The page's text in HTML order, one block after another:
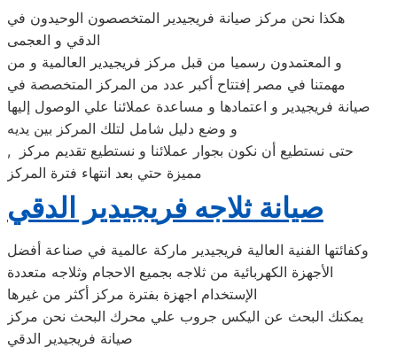
هكذا نحن مركز صيانة فريجيدير المتخصصون الوحيدون في
الدقي و العجمى
و المعتمدون رسميا من قبل مركز فريجيدير العالمية و من
مهمتنا في مصر إفتتاح أكبر عدد من المركز المتخصصة في
صيانة فريجيدير و اعتمادها و مساعدة عملائنا علي الوصول إليها
و وضع دليل شامل لتلك المركز بين يديه
, حتى نستطيع أن نكون بجوار عملائنا و نستطيع تقديم مركز
مميزة حتي بعد انتهاء فترة المركز
صيانة ثلاجه فريجيدير الدقي
وكفائتها الفنية العالية فريجيدير ماركة عالمية في صناعة أفضل
الأجهزة الكهربائية من ثلاجه بجميع الاحجام وثلاجه متعددة
الإستخدام اجهزة بفترة مركز أكثر من غيرها
يمكنك البحث عن اليكس جروب علي محرك البحث نحن مركز
صيانة فريجيدير الدقي